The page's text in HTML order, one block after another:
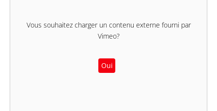
Vous souhaitez charger un contenu externe fourni par
Vimeo?
Oui